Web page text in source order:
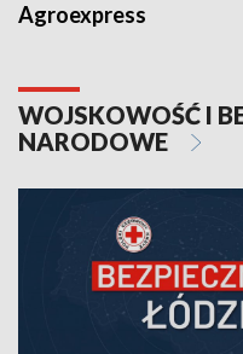
Agroexpress
WOJSKOWOŚĆ I
NARODOWE